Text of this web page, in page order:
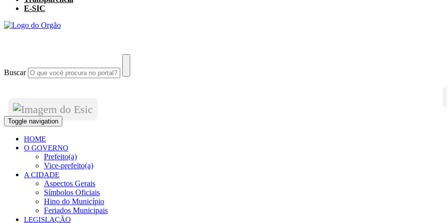
E-SIC
Buscar
Toggle navigation
HOME
O GOVERNO
Prefeito(a)
Vice-prefeito(a)
A CIDADE
Aspectos Gerais
Símbolos Oficiais
Hino do Município
Feriados Municipais
LEGISLAÇÃO